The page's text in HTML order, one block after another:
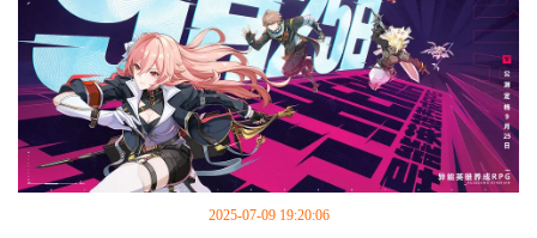
2025-07-09 19:20:06